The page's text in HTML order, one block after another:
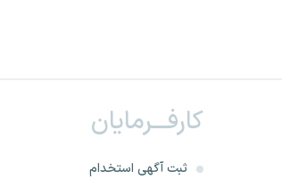
کارفـــرمایان
ثبت آگهی استخدام